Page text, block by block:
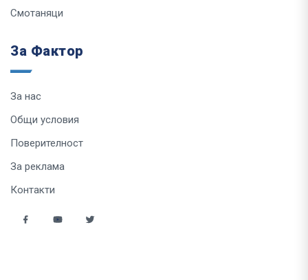
Смотаняци
За Фактор
За нас
Общи условия
Поверителност
За реклама
Контакти